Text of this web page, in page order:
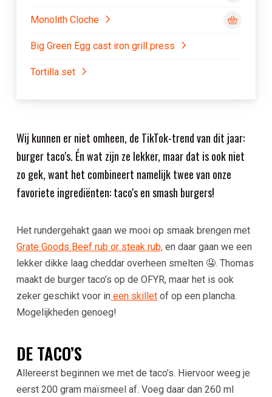
Wij kunnen er niet omheen, de TikTok-trend van dit jaar:
burger taco's. Én wat zijn ze lekker, maar dat is ook niet
zo gek, want het combineert namelijk twee van onze
favoriete ingrediënten: taco's en smash burgers!
Het rundergehakt gaan we mooi op smaak brengen met
Grate Goods Beef rub or steak rub,en daar gaan we een
lekker dikke laag cheddar overheen smelten 🤤. Thomas
maakt de burger taco’s op de OFYR, maar het is ook
zeker geschikt voor in een skilletof op een plancha.
Mogelijkheden genoeg!
DE TACO’S
Allereerst beginnen we met de taco’s. Hiervoor weeg je
eerst 200 gram maïsmeel af. Voeg daar dan 260 ml
Monolith Cloche
Big Green Egg cast iron grill press
Tortilla set